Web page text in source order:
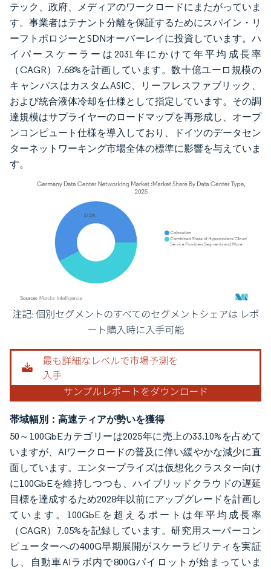
テック、政府、メディアのワークロードにまたがっていま
す。事業者はテナント分離を保証するためにスパイン・リ
ーフトポロジーとSDNオーバーレイに投資しています。ハ
イパースケーラーは2031年にかけて年平均成長率
（CAGR）7.68%を計画しています。数十億ユーロ規模の
キャンパスはカスタムASIC、リーフレスファブリック、
および統合液体冷却を仕様として指定しています。その調
達規模はサプライヤーのロードマップを再形成し、オープ
ンコンピュート仕様を導入しており、ドイツのデータセン
ターネットワーキング市場全体の標準に影響を与えていま
す。
画像 © Mordor Intelligence。再利用にはCC BY 4.0の表示が必要です。
帯域幅別：高速ティアが勢いを獲得
50～100GbEカテゴリーは2025年に売上の33.10%を占めて
いますが、AIワークロードの普及に伴い緩やかな減少に直
面しています。エンタープライズは仮想化クラスター向け
に100GbEを維持しつつも、ハイブリッドクラウドの遅延
目標を達成するため2028年以前にアップグレードを計画し
ています。100GbEを超えるポートは年平均成長率
（CAGR）7.05%を記録しています。研究用スーパーコン
ピューターへの400G早期展開がスケーラビリティを実証
し、自動車AIラボ内で800Gパイロットが始まっていま